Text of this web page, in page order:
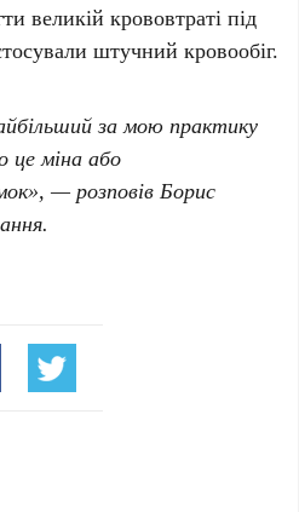
великій крововтраті під
штучний кровообіг.
за мою практику
міна або
— розповівБорис